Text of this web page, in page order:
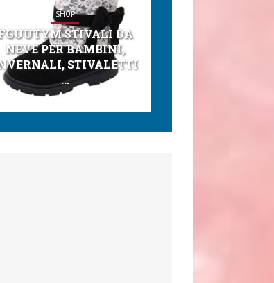
SHOP
STIVALI DA
NEVE PER BAMBINI,
STIVALETTI
...